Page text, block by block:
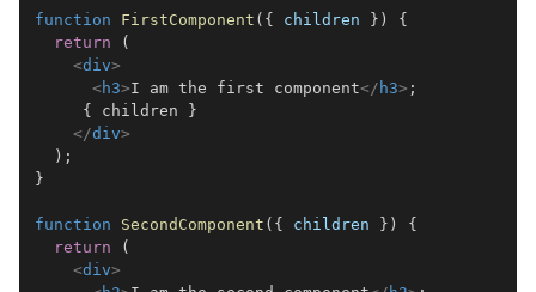
function FirstComponent ( { children } )
{
return
(
<div>
<h3>I am the first component</ h3>
{
children
}
</div>
) ;
}
function SecondComponent ( { children } )
{
return
(
<div>